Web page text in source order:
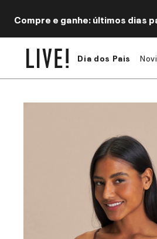
Compre e ganhe: últimos dias
Dia dos Pais